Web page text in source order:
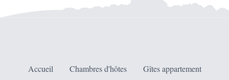
Accueil Chambres d'hôtes
Gîtes appartement